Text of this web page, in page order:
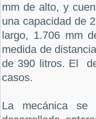
mm de alto, y
una capacidad de
largo, 1.706 mm
medida de
de 390 litros. El
casos.
La mecánica